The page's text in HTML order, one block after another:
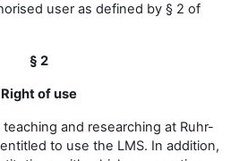
user as defined by § 2 of
§ 2
Right of use
and researching at Ruhr-
to use the LMS. In addition,